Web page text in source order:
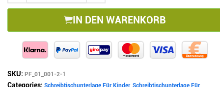
IN DEN WARENKORB
SKU: PF_01_001-2-1
Categories: Schreibtischunterlage Für Kinder, Schreibtischunterlage Für